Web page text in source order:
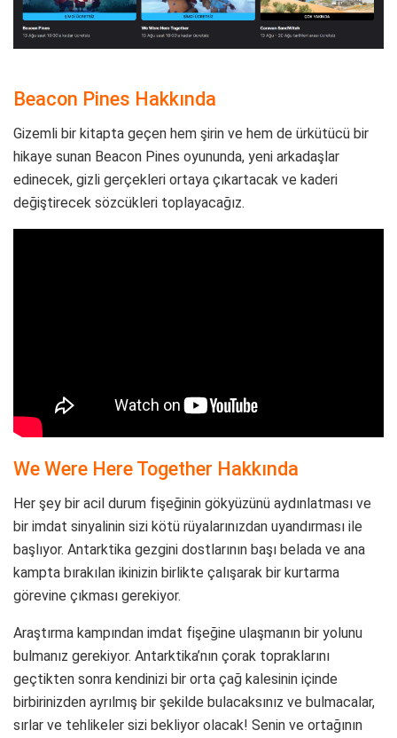
Beacon Pines Hakkında
Gizemli bir kitapta geçen hem şirin ve hem de ürkütücü bir
hikaye sunan Beacon Pines oyununda, yeni arkadaşlar
edinecek, gizli gerçekleri ortaya çıkartacak ve kaderi
değiştirecek sözcükleri toplayacağız.
We Were Here Together Hakkında
Her şey bir acil durum fişeğinin gökyüzünü aydınlatması ve
bir imdat sinyalinin sizi kötü rüyalarınızdan uyandırması ile
başlıyor. Antarktika gezgini dostlarının başı belada ve ana
kampta bırakılan ikinizin birlikte çalışarak bir kurtarma
görevine çıkması gerekiyor.
Araştırma kampından imdat fişeğine ulaşmanın bir yolunu
bulmanız gerekiyor. Antarktika’nın çorak topraklarını
geçtikten sonra kendinizi bir orta çağ kalesinin içinde
birbirinizden ayrılmış bir şekilde bulacaksınız ve bulmacalar,
sırlar ve tehlikeler sizi bekliyor olacak! Senin ve ortağının